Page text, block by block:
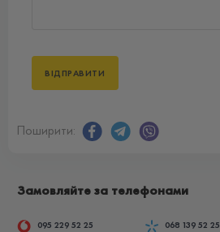
Поширити:
Замовляйте за телефонами
095 229 52 25 068 139 52 25